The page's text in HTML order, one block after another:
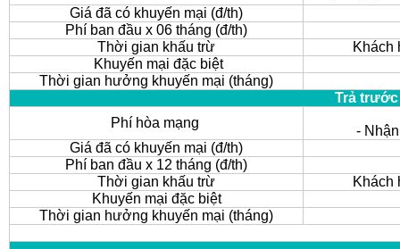
Giá đã có khuyến mại (đ/th)
Phí ban đầu x 06 tháng (đ/th)
Thời gian khấu trừ
Khách
Khuyến mại đặc biệt
Thời gian hưởng khuyến mại (tháng)
Trả trước
Phí hòa mạng
-
Giá đã có khuyến mại (đ/th)
Phí ban đầu x 12 tháng (đ/th)
Thời gian khấu trừ
Khách
Khuyến mại đặc biệt
Thời gian hưởng khuyến mại (tháng)